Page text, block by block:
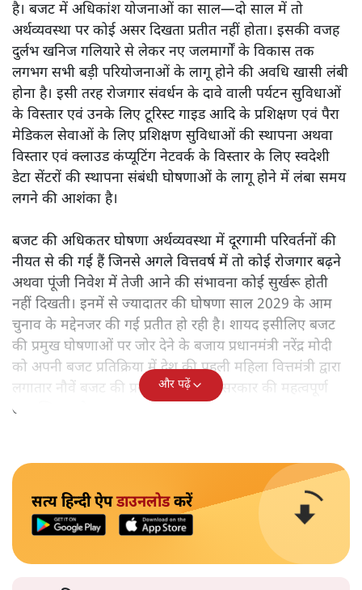
है। बजट में अधिकांश योजनाओं का साल—दो साल में तो
अर्थव्यवस्था पर कोई असर दिखता प्रतीत नहीं होता। इसकी वजह
दुर्लभ खनिज गलियारे से लेकर नए जलमार्गों के विकास तक
लगभग सभी बड़ी परियोजनाओं के लागू होने की अवधि खासी लंबी
होना है। इसी तरह रोजगार संवर्धन के दावे वाली पर्यटन सुविधाओं
के विस्तार एवं उनके लिए टूरिस्ट गाइड आदि के प्रशिक्षण एवं पैरा
मेडिकल सेवाओं के लिए प्रशिक्षण सुविधाओं की स्थापना अथवा
विस्तार एवं क्लाउड कंप्यूटिंग नेटवर्क के विस्तार के लिए स्वदेशी
डेटा सेंटरों की स्थापना संबंधी घोषणाओं के लागू होने में लंबा समय
लगने की आशंका है।
बजट की अधिकतर घोषणा अर्थव्यवस्था में दूरगामी परिवर्तनों की
नीयत से की गई हैं जिनसे अगले वित्तवर्ष में तो कोई रोजगार बढ़ने
अथवा पूंजी निवेश में तेजी आने की संभावना कोई सुर्खरू होती
नहीं दिखती। इनमें से ज्यादातर की घोषणा साल 2029 के आम
चुनाव के मद्देनजर की गई प्रतीत हो रही है। शायद इसीलिए बजट
की प्रमुख घोषणाओं पर जोर देने के बजाय प्रधानमंत्री नरेंद्र मोदी
को अपनी बजट प्रतिक्रिया में देश की पहली महिला वित्तमंत्री द्वारा
लगातार नौवें बजट की प्रस्तुति को अपनी सरकार की महत्वपूर्ण
उपलब्धि बताने पर मजबूर होना पड़ा।
और पढ़ें
सत्य हिन्दी ऐपडाउनलोडकरें